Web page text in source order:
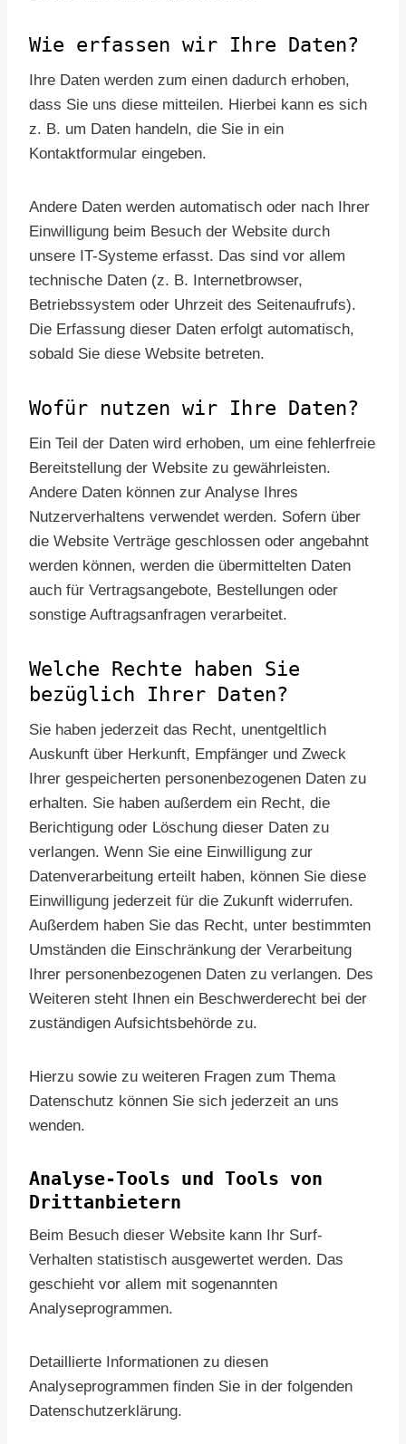
Wie erfassen wir Ihre Daten?
Ihre Daten werden zum einen dadurch erhoben,
dass Sie uns diese mitteilen. Hierbei kann es sich
z. B. um Daten handeln, die Sie in ein
Kontaktformular eingeben.
Andere Daten werden automatisch oder nach Ihrer
Einwilligung beim Besuch der Website durch
unsere IT-Systeme erfasst. Das sind vor allem
technische Daten (z. B. Internetbrowser,
Betriebssystem oder Uhrzeit des Seitenaufrufs).
Die Erfassung dieser Daten erfolgt automatisch,
sobald Sie diese Website betreten.
Wofür nutzen wir Ihre Daten?
Ein Teil der Daten wird erhoben, um eine fehlerfreie
Bereitstellung der Website zu gewährleisten.
Andere Daten können zur Analyse Ihres
Nutzerverhaltens verwendet werden. Sofern über
die Website Verträge geschlossen oder angebahnt
werden können, werden die übermittelten Daten
auch für Vertragsangebote, Bestellungen oder
sonstige Auftragsanfragen verarbeitet.
Welche Rechte haben Sie
bezüglich Ihrer Daten?
Sie haben jederzeit das Recht, unentgeltlich
Auskunft über Herkunft, Empfänger und Zweck
Ihrer gespeicherten personenbezogenen Daten zu
erhalten. Sie haben außerdem ein Recht, die
Berichtigung oder Löschung dieser Daten zu
verlangen. Wenn Sie eine Einwilligung zur
Datenverarbeitung erteilt haben, können Sie diese
Einwilligung jederzeit für die Zukunft widerrufen.
Außerdem haben Sie das Recht, unter bestimmten
Umständen die Einschränkung der Verarbeitung
Ihrer personenbezogenen Daten zu verlangen. Des
Weiteren steht Ihnen ein Beschwerderecht bei der
zuständigen Aufsichtsbehörde zu.
Hierzu sowie zu weiteren Fragen zum Thema
Datenschutz können Sie sich jederzeit an uns
wenden.
Analyse-Tools und Tools von
Dritt­anbietern
Beim Besuch dieser Website kann Ihr Surf-
Verhalten statistisch ausgewertet werden. Das
geschieht vor allem mit sogenannten
Analyseprogrammen.
Detaillierte Informationen zu diesen
Analyseprogrammen finden Sie in der folgenden
Datenschutzerklärung.